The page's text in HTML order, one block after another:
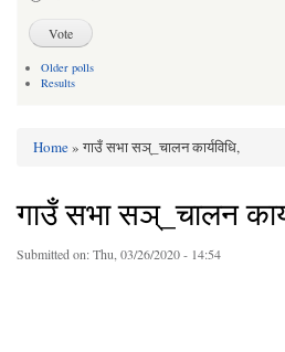
Older polls
Results
Home» गाउँ सभा सञ्_चालन कार्यविधि,
गाउँ सभा सञ्_चालन
Submitted on:Thu, 03/26/2020 - 14:54